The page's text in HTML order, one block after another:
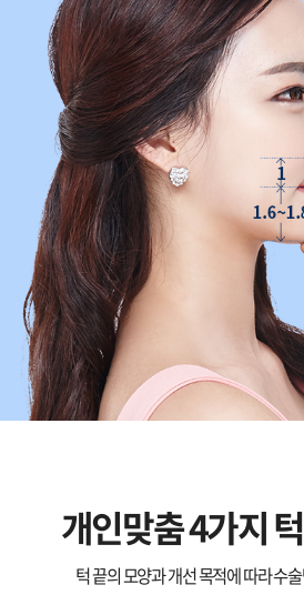
개인맞춤 4가지
턱 끝의 모양과 개선 목적에 따라 수